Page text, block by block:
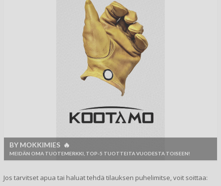
BY MOKKIMIES 🔥
MEIDÄN OMA TUOTEMERKKI, TOP-5 TUOTTEITA VUODESTA TOISEEN!
Jos tarvitset apua tai haluat tehdä tilauksen puhelimitse, voit soittaa: